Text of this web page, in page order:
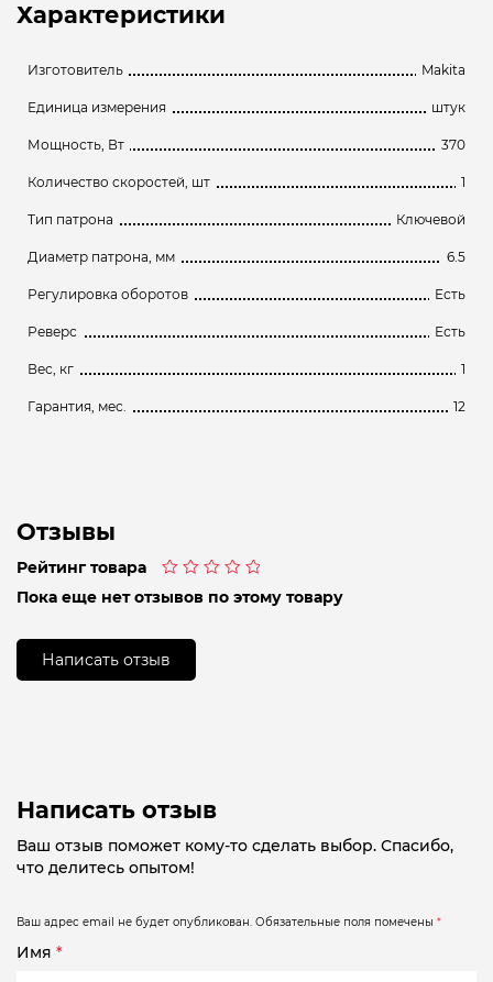
Характеристики
Изготовитель Makita
Единица измерения штук
Мощность, Вт 370
Количество скоростей, шт 1
Тип патрона Ключевой
Диаметр патрона, мм 6.5
Регулировка оборотов Есть
Реверс Есть
Вес, кг 1
Гарантия, мес. 12
Отзывы
Рейтинг товара
0
Пока еще нет отзывов по этому товару
Написать отзыв
Написать отзыв
Ваш отзыв поможет кому-то сделать выбор. Спасибо,
что делитесь опытом!
Ваш адрес email не будет опубликован. Обязательные поля помечены *
Имя *